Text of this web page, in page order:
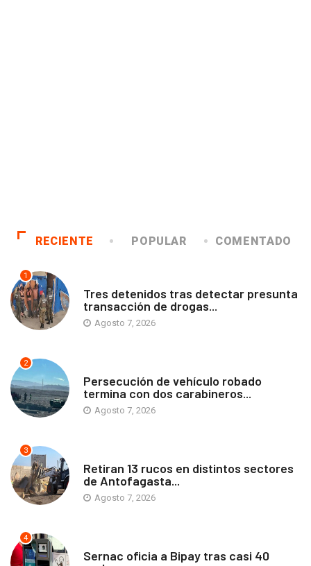
RECIENTE POPULAR COMENTADO
1
Tres detenidos tras detectar presunta
transacción de drogas...
Agosto 7, 2026
2
Persecución de vehículo robado
termina con dos carabineros...
Agosto 7, 2026
3
Retiran 13 rucos en distintos sectores
de Antofagasta...
Agosto 7, 2026
4
Sernac oficia a Bipay tras casi 40